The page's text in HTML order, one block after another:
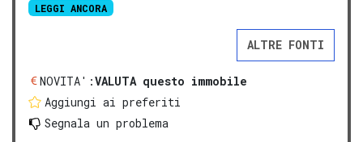
LEGGI ANCORA
ALTRE FONTI
NOVITA':VALUTA questo immobile
Aggiungi ai preferiti
Segnala un problema